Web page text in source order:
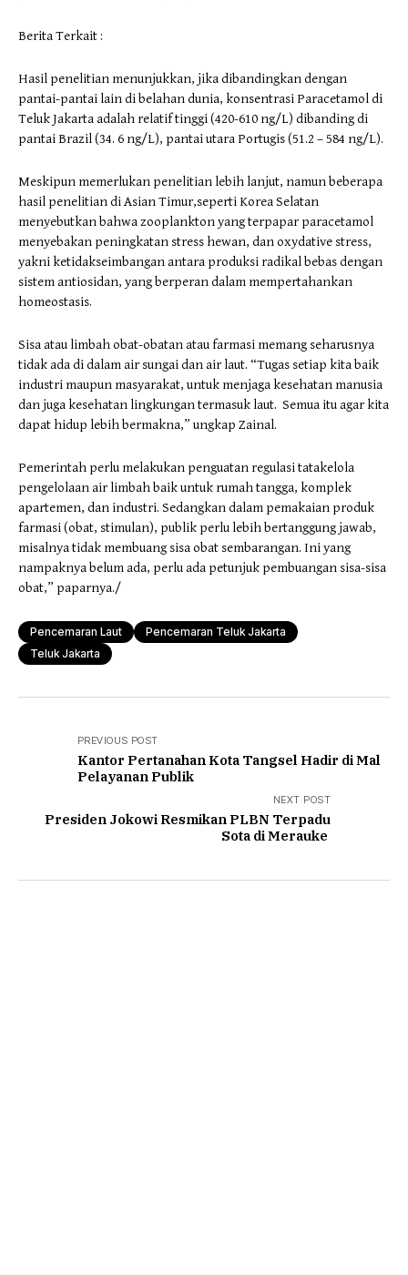
Berita Terkait :
Hasil penelitian menunjukkan, jika dibandingkan dengan
pantai-pantai lain di belahan dunia, konsentrasi Paracetamol di
Teluk Jakarta adalah relatif tinggi (420-610 ng/L) dibanding di
pantai Brazil (34. 6 ng/L), pantai utara Portugis (51.2 – 584 ng/L).
Meskipun memerlukan penelitian lebih lanjut, namun beberapa
hasil penelitian di Asian Timur,seperti Korea Selatan
menyebutkan bahwa zooplankton yang terpapar paracetamol
menyebakan peningkatan stress hewan, dan oxydative stress,
yakni ketidakseimbangan antara produksi radikal bebas dengan
sistem antiosidan, yang berperan dalam mempertahankan
homeostasis.
Sisa atau limbah obat-obatan atau farmasi memang seharusnya
tidak ada di dalam air sungai dan air laut. “Tugas setiap kita baik
industri maupun masyarakat, untuk menjaga kesehatan manusia
dan juga kesehatan lingkungan termasuk laut. Semua itu agar kita
dapat hidup lebih bermakna,” ungkap Zainal.
Pemerintah perlu melakukan penguatan regulasi tatakelola
pengelolaan air limbah baik untuk rumah tangga, komplek
apartemen, dan industri. Sedangkan dalam pemakaian produk
farmasi (obat, stimulan), publik perlu lebih bertanggung jawab,
misalnya tidak membuang sisa obat sembarangan. Ini yang
nampaknya belum ada, perlu ada petunjuk pembuangan sisa-sisa
obat,” paparnya./
Pencemaran Laut
Pencemaran Teluk Jakarta
Teluk Jakarta
PREVIOUS POST
Kantor Pertanahan Kota Tangsel Hadir di Mal
Pelayanan Publik
NEXT POST
Presiden Jokowi Resmikan PLBN Terpadu
Sota di Merauke